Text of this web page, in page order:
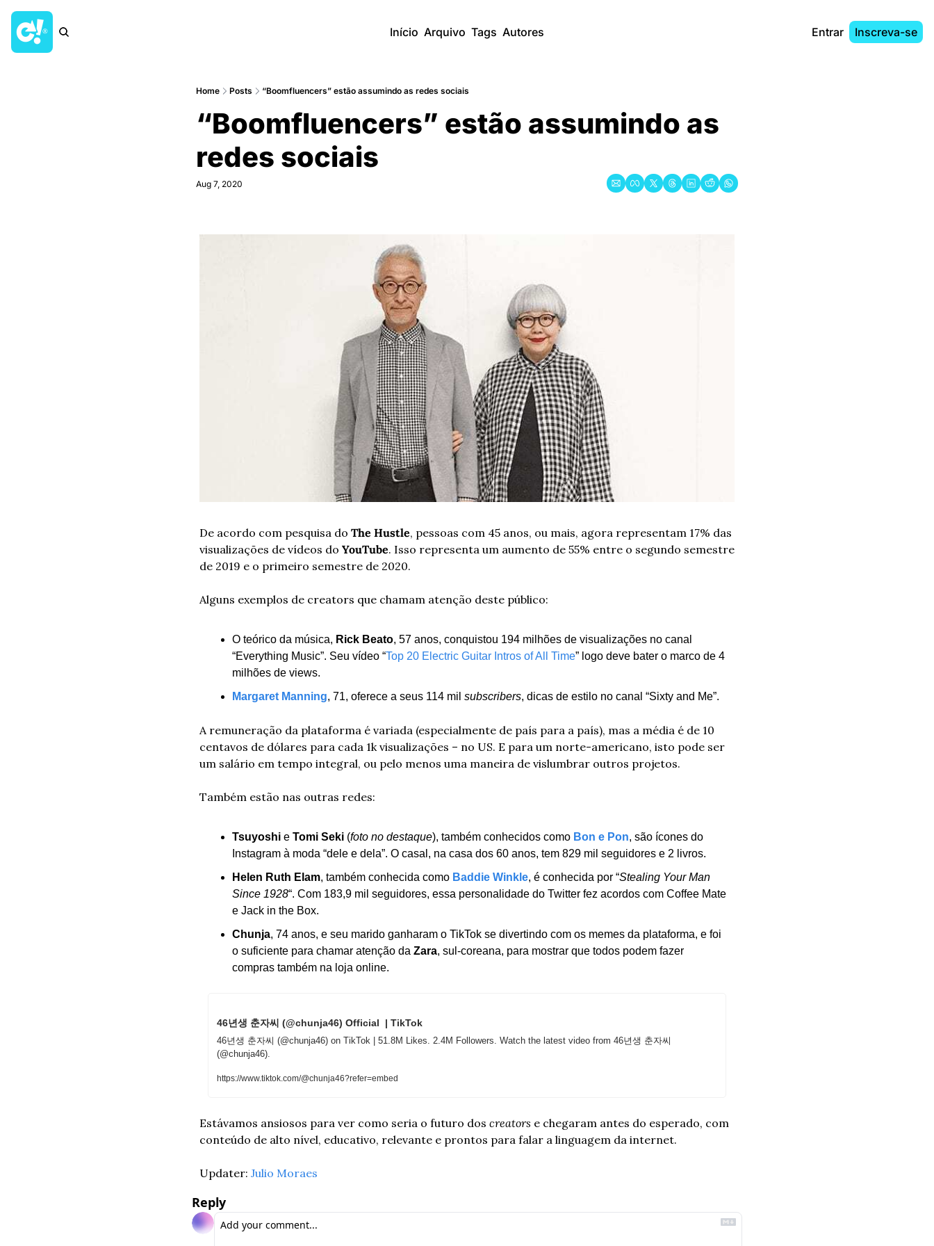
Início Arquivo Tags Autores Entrar Inscreva-se
Home Posts “Boomfluencers” estão assumindo as redes sociais
“Boomfluencers” estão assumindo as
redes sociais
Aug 7, 2020
De acordo com pesquisa do The Hustle, pessoas com 45 anos, ou mais, agora representam 17% das
visualizações de vídeos do YouTube. Isso representa um aumento de 55% entre o segundo semestre
de 2019 e o primeiro semestre de 2020.
Alguns exemplos de creators que chamam atenção deste público:
O teórico da música, Rick Beato, 57 anos, conquistou 194 milhões de visualizações no canal
“Everything Music”. Seu vídeo “Top 20 Electric Guitar Intros of All Time” logo deve bater o marco de 4
milhões de views.
Margaret Manning, 71, oferece a seus 114 mil subscribers, dicas de estilo no canal “Sixty and Me”.
A remuneração da plataforma é variada (especialmente de país para a país), mas a média é de 10
centavos de dólares para cada 1k visualizações – no US. E para um norte-americano, isto pode ser
um salário em tempo integral, ou pelo menos uma maneira de vislumbrar outros projetos.
Também estão nas outras redes:
Tsuyoshi e Tomi Seki (foto no destaque), também conhecidos como Bon e Pon, são ícones do
Instagram à moda “dele e dela”. O casal, na casa dos 60 anos, tem 829 mil seguidores e 2 livros.
Helen Ruth Elam, também conhecida como Baddie Winkle, é conhecida por “Stealing Your Man
Since 1928“. Com 183,9 mil seguidores, essa personalidade do Twitter fez acordos com Coffee Mate
e Jack in the Box.
Chunja, 74 anos, e seu marido ganharam o TikTok se divertindo com os memes da plataforma, e foi
o suficiente para chamar atenção da Zara, sul-coreana, para mostrar que todos podem fazer
compras também na loja online.
46년생 춘자씨 (@chunja46) Official  | TikTok
46년생 춘자씨 (@chunja46) on TikTok | 51.8M Likes. 2.4M Followers. Watch the latest video from 46년생 춘자씨
(@chunja46).
https://www.tiktok.com/@chunja46?refer=embed
Estávamos ansiosos para ver como seria o futuro dos creators e chegaram antes do esperado, com
conteúdo de alto nível, educativo, relevante e prontos para falar a linguagem da internet.
Updater: Julio Moraes
Reply